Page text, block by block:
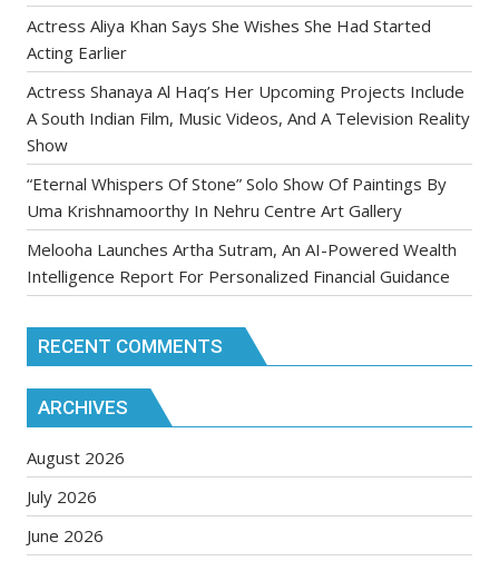
Actress Aliya Khan Says She Wishes She Had Started
Acting Earlier
Actress Shanaya Al Haq’s Her Upcoming Projects Include
A South Indian Film, Music Videos, And A Television Reality
Show
“Eternal Whispers Of Stone” Solo Show Of Paintings By
Uma Krishnamoorthy In Nehru Centre Art Gallery
Melooha Launches Artha Sutram, An AI-Powered Wealth
Intelligence Report For Personalized Financial Guidance
RECENT COMMENTS
ARCHIVES
August 2026
July 2026
June 2026